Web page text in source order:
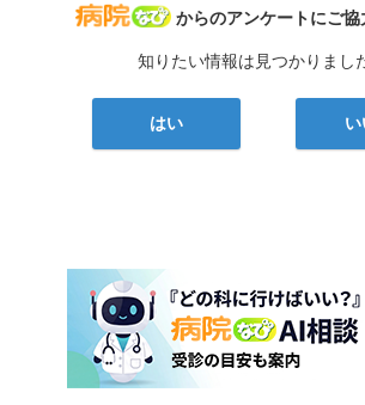
病院なび
からのアンケートにご協
知りたい情報は見つかりまし
はい い